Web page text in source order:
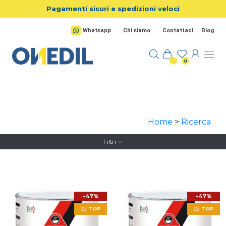
Salta al contenuto principale
Pagamenti sicuri e spedizioni veloci
Whatsapp Chi siamo Contattaci Blog
0
Home > Ricerca
Filtri
-47%
TOP
-47%
TOP